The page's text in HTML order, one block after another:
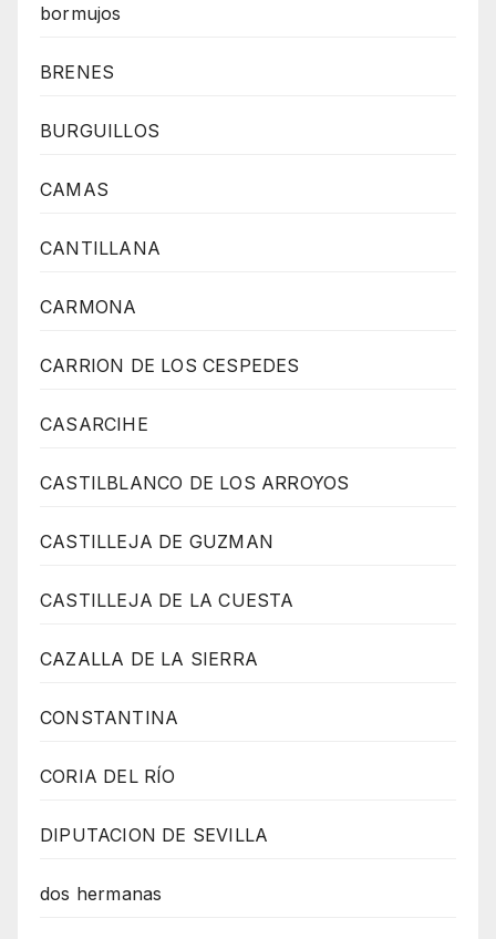
bormujos
BRENES
BURGUILLOS
CAMAS
CANTILLANA
CARMONA
CARRION DE LOS CESPEDES
CASARCIHE
CASTILBLANCO DE LOS ARROYOS
CASTILLEJA DE GUZMAN
CASTILLEJA DE LA CUESTA
CAZALLA DE LA SIERRA
CONSTANTINA
CORIA DEL RÍO
DIPUTACION DE SEVILLA
dos hermanas